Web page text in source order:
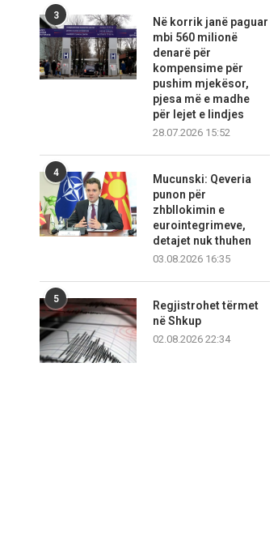
3
Në korrik janë paguar
mbi 560 milionë
denarë për
kompensime për
pushim mjekësor,
pjesa më e madhe
për lejet e lindjes
28.07.2026 15:52
4
Mucunski: Qeveria
punon për
zhbllokimin e
eurointegrimeve,
detajet nuk thuhen
03.08.2026 16:35
5
Regjistrohet tërmet
në Shkup
02.08.2026 22:34